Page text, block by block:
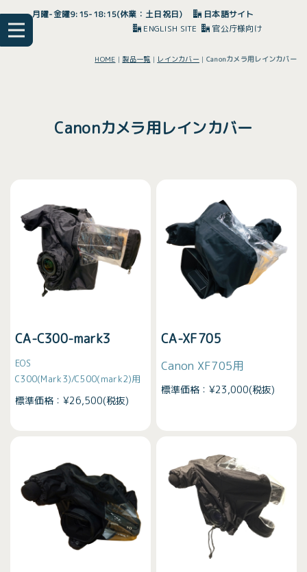
月曜-金曜9:15-18:15(休業：土日祝日)
日本語サイト
ENGLISH SITE
官公庁様向け
HOME |製品一覧 | レインカバー | Canonカメラ用レインカバー
Canonカメラ用レインカバー
CA-C300-mark3
EOS
C300(Mark3)/C500(mark2)用
標準価格：¥26,500(税抜)
CA-XF705
Canon XF705用
標準価格：¥23,000(税抜)